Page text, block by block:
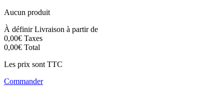
Aucun produit
À définirLivraison à partir de
0,00€ Taxes
0,00€ Total
Les prix sont TTC
Commander